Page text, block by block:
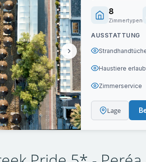
8
Zimmertypen
AUSSTATTUNG
Haustiere
Zimmerservice
Lage